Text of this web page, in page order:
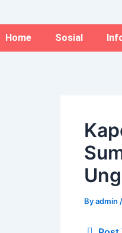
Home Sosial
Byadmin /